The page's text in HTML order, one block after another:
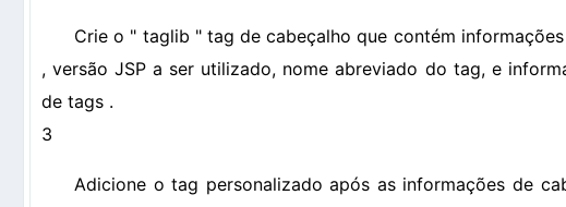
Crie o " taglib " tag de cabeçalho que contém
, versão JSP a ser utilizado, nome abreviado do tag, e
de tags .
3
Adicione o tag personalizado após as informações de